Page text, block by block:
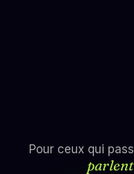
Pour ceux qui